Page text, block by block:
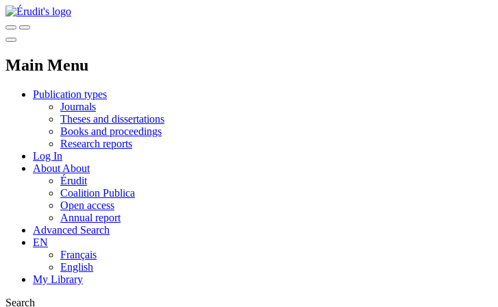
Main Menu
Publication types
Journals
Theses and dissertations
Books and proceedings
Research reports
Log In
About About
Érudit
Coalition Publica
Open access
Annual report
Advanced Search
EN
Français
English
My Library
Search